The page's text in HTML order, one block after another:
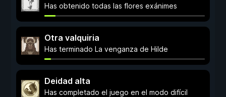
Has obtenido todas las flores exánimes
Otra valquiria
Has terminado La venganza de Hilde
Deidad alta
Has completado el juego en el modo difícil